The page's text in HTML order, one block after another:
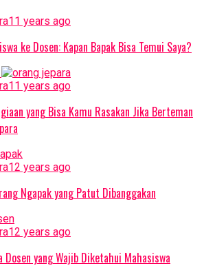
11 years ago
ke Dosen: Kapan Bapak Bisa Temui Saya?
11 years ago
yang Bisa Kamu Rasakan Jika Berteman
12 years ago
Ngapak yang Patut Dibanggakan
12 years ago
yang Wajib Diketahui Mahasiswa